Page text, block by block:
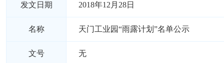
发文日期 2018年12月28日
名称 天门工业园“雨露计划”名单公示
文号 无